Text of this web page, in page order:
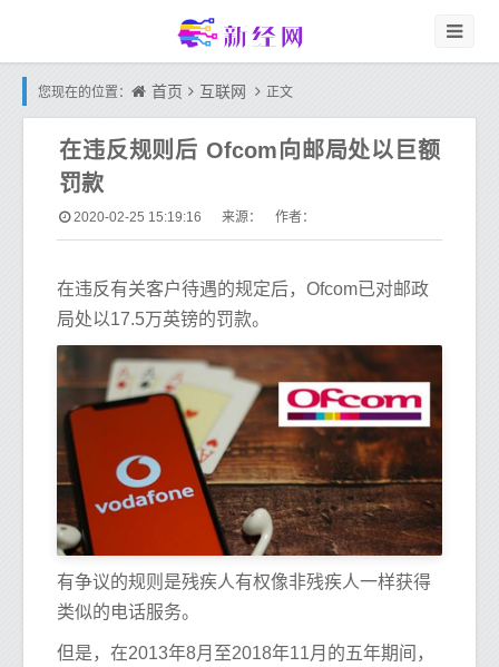
您现在的位置： 首页 互联网 正文
在违反规则后 Ofcom向邮局处以巨额
罚款
2020-02-25 15:19:16 来源： 作者：
在违反有关客户待遇的规定后，Ofcom已对邮政
局处以17.5万英镑的罚款。
有争议的规则是残疾人有权像非残疾人一样获得
类似的电话服务。
但是，在2013年8月至2018年11月的五年期间，